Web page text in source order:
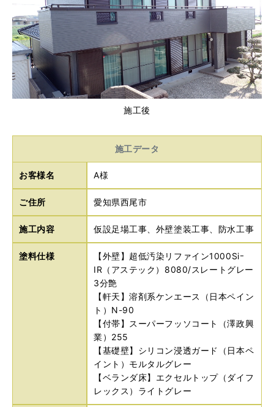
施工後
施工データ
お客様名 A様
ご住所 愛知県西尾市
施工内容 仮設足場工事、外壁塗装工事、防水工事
塗料仕様
【外壁】超低汚染リファイン1000Siｰ
IR（アステック）8080/スレートグレー
3分艶
【軒天】溶剤系ケンエース（日本ペイン
ト）N-90
【付帯】スーパーフッソコート（澤政興
業）255
【基礎壁】シリコン浸透ガード（日本ペ
イント）モルタルグレー
【ベランダ床】エクセルトップ（ダイフ
レックス）ライトグレー